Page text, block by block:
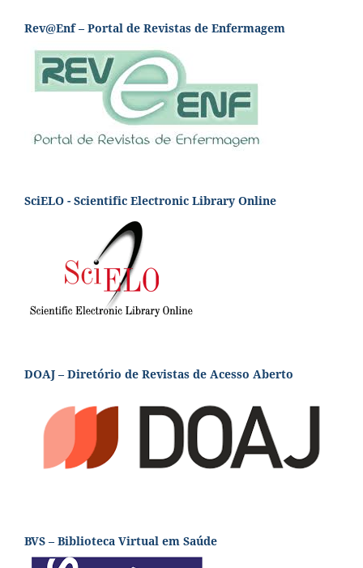
Rev@Enf – Portal de Revistas de Enfermagem
SciELO - Scientific Electronic Library Online
DOAJ – Diretório de Revistas de Acesso Aberto
BVS – Biblioteca Virtual em Saúde